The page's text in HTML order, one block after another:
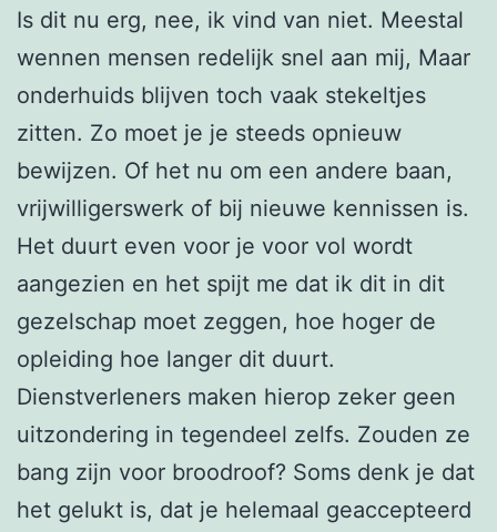
Is dit nu erg, nee, ik vind van niet. Meestal
wennen mensen redelijk snel aan mij, Maar
onderhuids blijven toch vaak stekeltjes
zitten. Zo moet je je steeds opnieuw
bewijzen. Of het nu om een andere baan,
vrijwilligerswerk of bij nieuwe kennissen is.
Het duurt even voor je voor vol wordt
aangezien en het spijt me dat ik dit in dit
gezelschap moet zeggen, hoe hoger de
opleiding hoe langer dit duurt.
Dienstverleners maken hierop zeker geen
uitzondering in tegendeel zelfs. Zouden ze
bang zijn voor broodroof? Soms denk je dat
het gelukt is, dat je helemaal geaccepteerd